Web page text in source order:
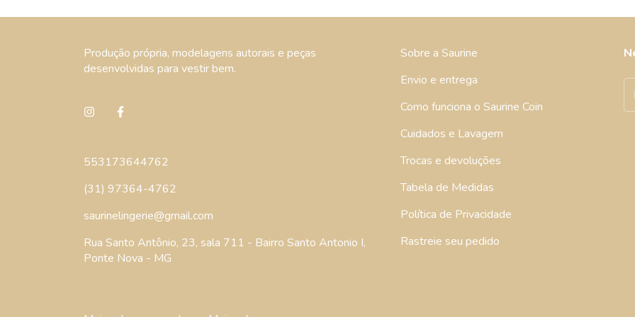
Produção própria, modelagens autorais e peças
desenvolvidas para vestir bem.
553173644762
(31) 97364-4762
saurinelingerie@gmail.com
Rua Santo Antônio, 23, sala 711 - Bairro Santo Antonio I,
Ponte Nova - MG
Sobre a Saurine
Envio e entrega
Como funciona o Saurine Coin
Cuidados e Lavagem
Trocas e devoluções
Tabela de Medidas
Política de Privacidade
Rastreie seu pedido